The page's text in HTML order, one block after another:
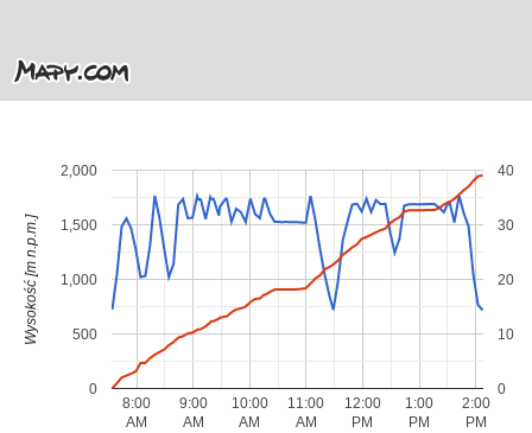
8:00
AM
9:00
AM
10:00
AM
11:00
AM
12:00
PM
1:00
PM
2:00
PM
0
500
1,000
1,500
2,000
0
10
20
30
40
Wysokość [m n.p.m.]